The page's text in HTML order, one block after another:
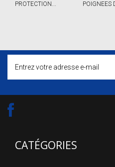
PROTECTION... POIGNEES
CATÉGORIES